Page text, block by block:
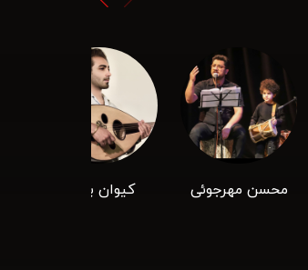
محسن مهرجوئی کیوان براتی